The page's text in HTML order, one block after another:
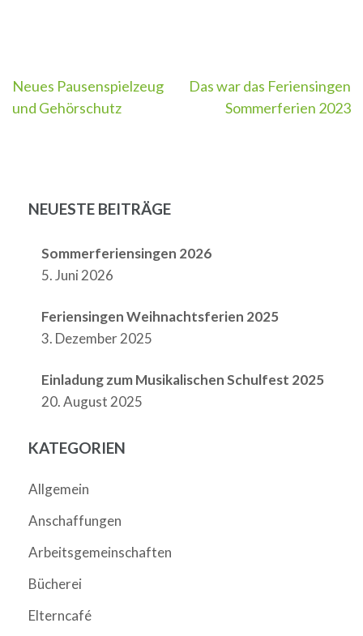
Beitragsnavigation
Neues Pausenspielzeug
und Gehörschutz
Das war das Feriensingen
Sommerferien 2023
NEUESTE BEITRÄGE
Sommerferiensingen 2026
5. Juni 2026
Feriensingen Weihnachtsferien 2025
3. Dezember 2025
Einladung zum Musikalischen Schulfest 2025
20. August 2025
KATEGORIEN
Allgemein
Anschaffungen
Arbeitsgemeinschaften
Bücherei
Elterncafé